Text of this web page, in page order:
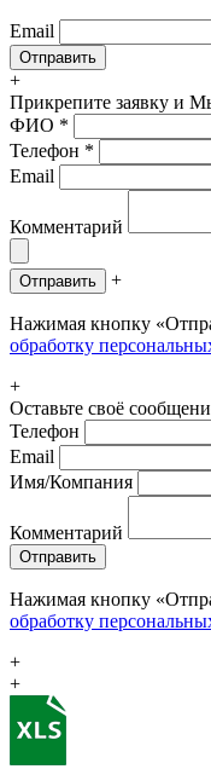
Email
+
Прикрепите заявку и
ФИО *
Телефон *
Email
Комментарий
Отправить +
Нажимая кнопку
обработку
+
Оставьте своё
Телефон
Email
Имя/Компания
Комментарий
Отправить
Нажимая кнопку
обработку
+
+